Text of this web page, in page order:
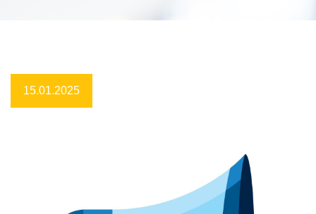
15.01.2025